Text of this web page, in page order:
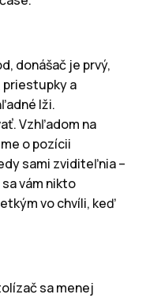
donášač je prvý,
priestupky a
lži.
Vzhľadom na
o pozícii
sami zviditeľnia –
vám nikto
vo chvíli, keď
sa menej